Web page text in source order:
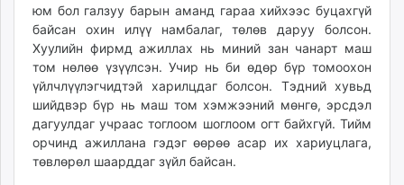
юм бол галзуу барын аманд гараа хийхээс буцахгүй
байсан охин илүү намбалаг, төлөв даруу болсон.
Хуулийн фирмд ажиллах нь миний зан чанарт маш
том нөлөө үзүүлсэн. Учир нь би өдөр бүр томоохон
үйлчлүүлэгчидтэй харилцдаг болсон. Тэдний хувьд
шийдвэр бүр нь маш том хэмжээний мөнгө, эрсдэл
дагуулдаг учраас тоглоом шоглоом огт байхгүй. Тийм
орчинд ажиллана гэдэг өөрөө асар их хариуцлага,
төвлөрөл шаарддаг зүйл байсан.